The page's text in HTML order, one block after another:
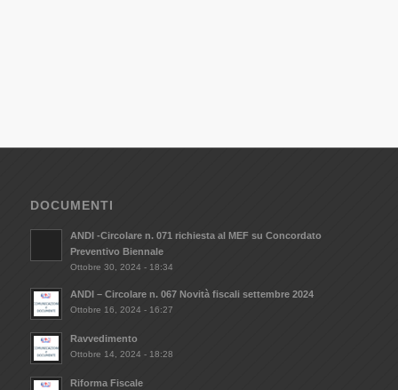
DOCUMENTI
ANDI -Circolare n. 071 richiesta al MEF su Concordato
Preventivo Biennale
Ottobre 30, 2024 - 18:34
ANDI – Circolare n. 067 Novità fiscali settembre 2024
Ottobre 16, 2024 - 16:27
Ravvedimento
Ottobre 14, 2024 - 18:28
Riforma Fiscale